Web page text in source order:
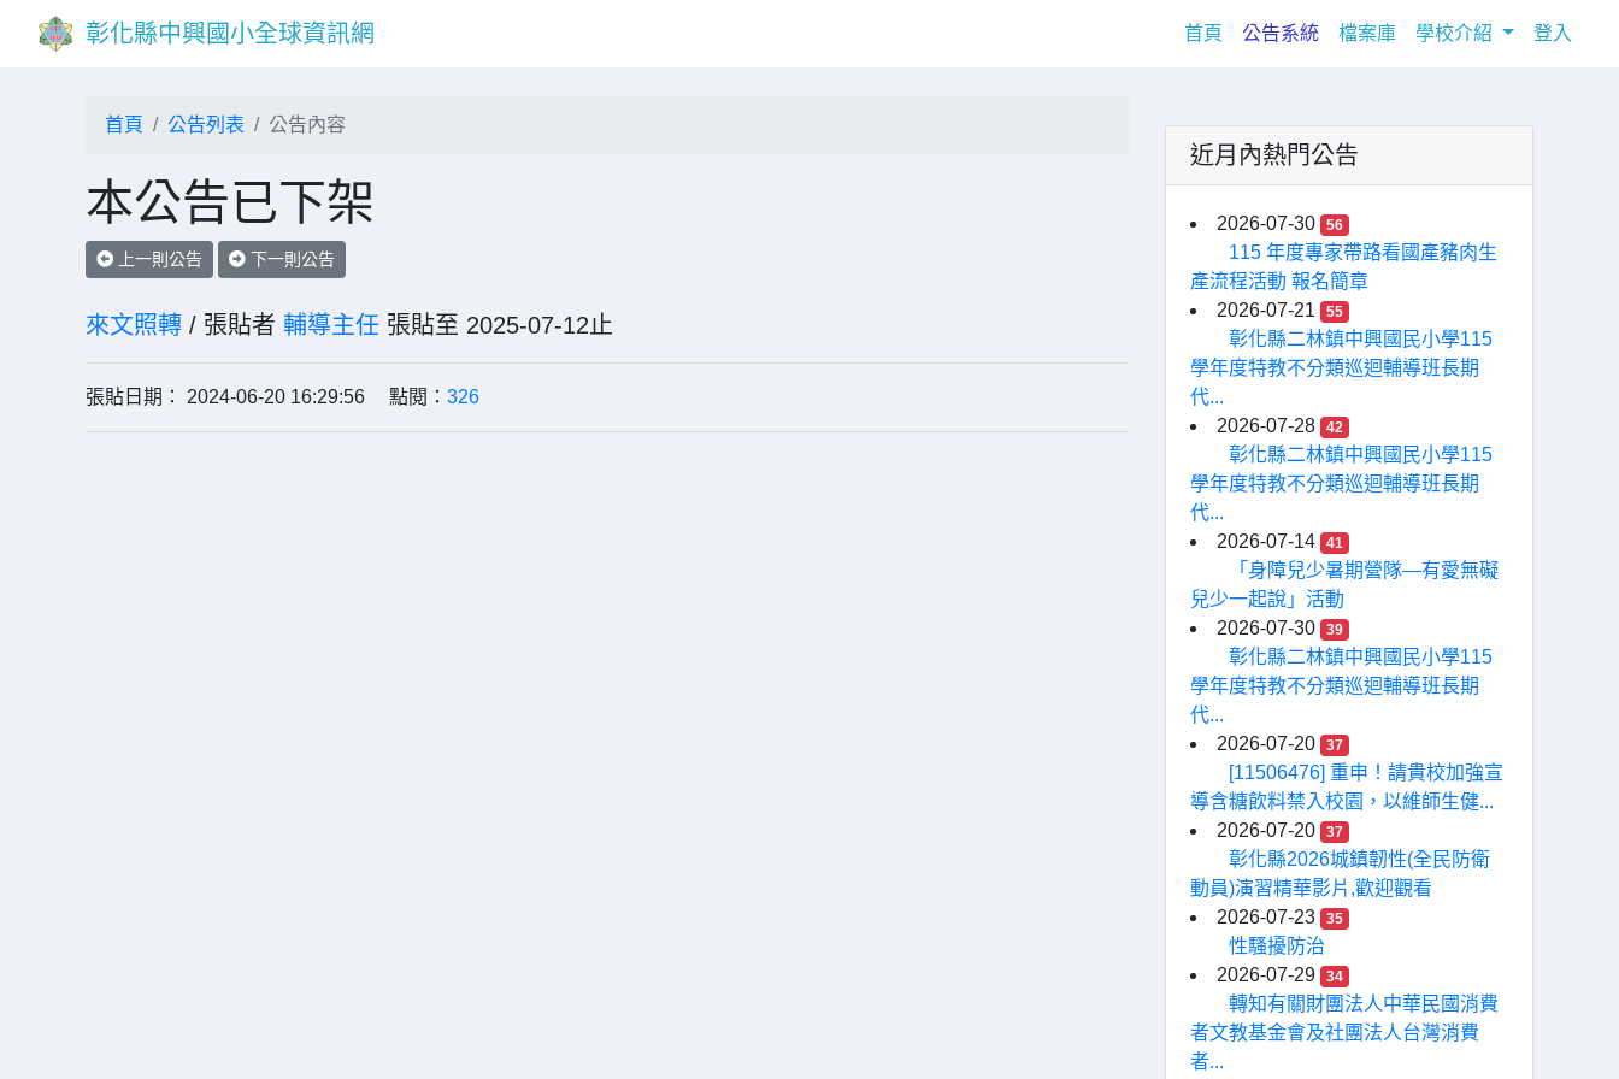
彰化縣中興國小全球資訊網 首頁 (current)
公告系統 檔案庫 學校介紹 登入
首頁 公告列表 公告內容
本公告已下架
上一則公告 下一則公告
來文照轉 / 張貼者 輔導主任 張貼至 2025-07-12止
張貼日期： 2024-06-20 16:29:56 點閱： 326
近月內熱門公告
2026-07-30 56
115 年度專家帶路看國產豬肉生
產流程活動 報名簡章
2026-07-21
55
彰化縣二林鎮中興國民小學115
學年度特教不分類巡迴輔導班長期
代...
2026-07-28
42
彰化縣二林鎮中興國民小學115
學年度特教不分類巡迴輔導班長期
代...
2026-07-14
41
「身障兒少暑期營隊—有愛無礙
兒少一起說」活動
2026-07-30
39
彰化縣二林鎮中興國民小學115
學年度特教不分類巡迴輔導班長期
代...
2026-07-20
37
[11506476] 重申！請貴校加強宣
導含糖飲料禁入校園，以維師生健...
2026-07-20
37
彰化縣2026城鎮韌性(全民防衛
動員)演習精華影片,歡迎觀看
2026-07-23
35
性騷擾防治
2026-07-29
34
轉知有關財團法人中華民國消費
者文教基金會及社團法人台灣消費
者...